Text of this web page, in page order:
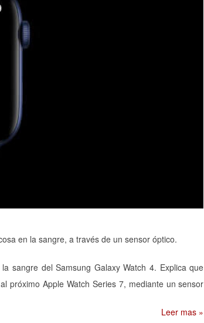
en la sangre, a través de un sensor óptico.
sangre del Samsung Galaxy Watch 4. Explica que
próximo Apple Watch Series 7, mediante un sensor
Leer mas »